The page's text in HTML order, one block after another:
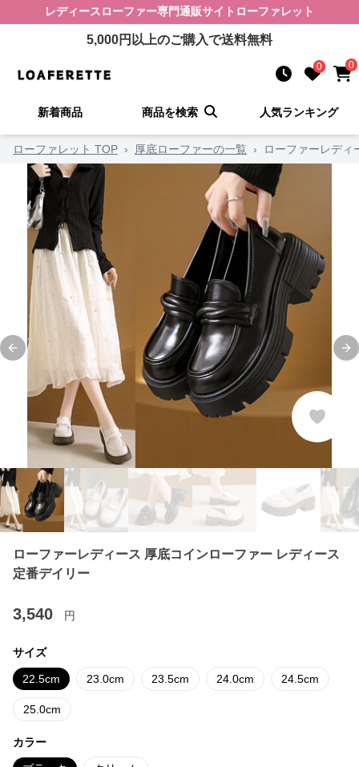
レディースローファー専門通販サイト ローファレット
5,000円以上のご購入で送料無料
0 0
新着商品 商品を検索 人気ランキング
ローファレット TOP › 厚底ローファーの一覧 › ローファーレディ
Previous slide
ローファーレディース 厚底コインローファー レディース
定番デイリー
3,540 円
サイズ
22.5cm 23.0cm 23.5cm 24.0cm 24.5cm
25.0cm
カラー